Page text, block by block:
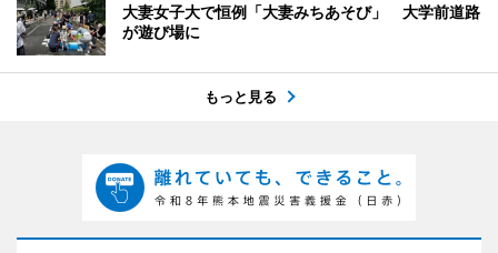
大妻女子大で恒例「大妻みちあそび」 大学前道路
が遊び場に
もっと見る